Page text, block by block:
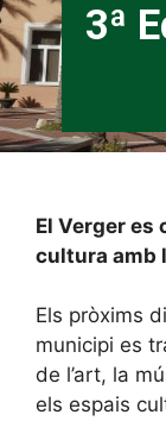
3ª
El Verger es
cultura amb
Els pròxims
municipi es
de l’art, la
els espais